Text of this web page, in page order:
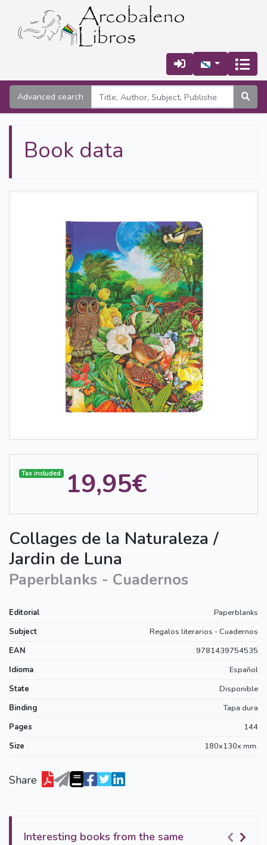
Advanced search
Book data
Collages de la Naturaleza /
Jardin de Luna
Paperblanks - Cuadernos
Editorial
Paperblanks
Subject
Regalos literarios - Cuadernos
EAN
9781439754535
Idioma
Español
State
Disponible
Binding
Tapa dura
Pages
144
Size
180x130x mm.
Share
Tax included 19,95€
Interesting books from the same